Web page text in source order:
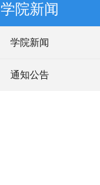
学院新闻
学院新闻
通知公告